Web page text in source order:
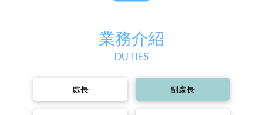
業務介紹
DUTIES
處長 副處長